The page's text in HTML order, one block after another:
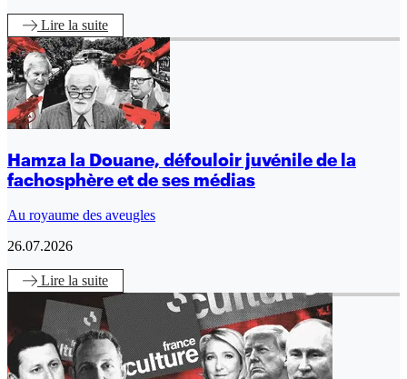
Lire la suite
Hamza la Douane, défouloir juvénile de la
fachosphère et de ses médias
Au royaume des aveugles
26.07.2026
Lire la suite